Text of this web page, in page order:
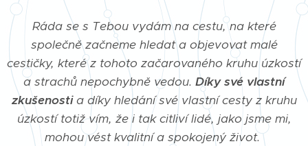
Ráda se s Tebou vydám na cestu, na které
společně začneme hledat a objevovat malé
cestičky, které z tohoto začarovaného kruhu úzkostí
a strachů nepochybně vedou. Díky své vlastní
zkušenostia díky hledání své vlastní cesty z kruhu
úzkostí totiž vím, že i tak citliví lidé, jako jsme mi,
mohou vést kvalitní a spokojený život.